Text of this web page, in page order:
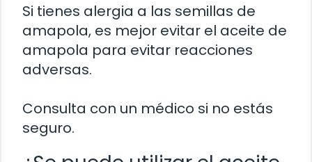
Si tienes alergia a las semillas de
amapola, es mejor evitar el aceite de
amapola para evitar reacciones
adversas.
Consulta con un médico si no estás
seguro.